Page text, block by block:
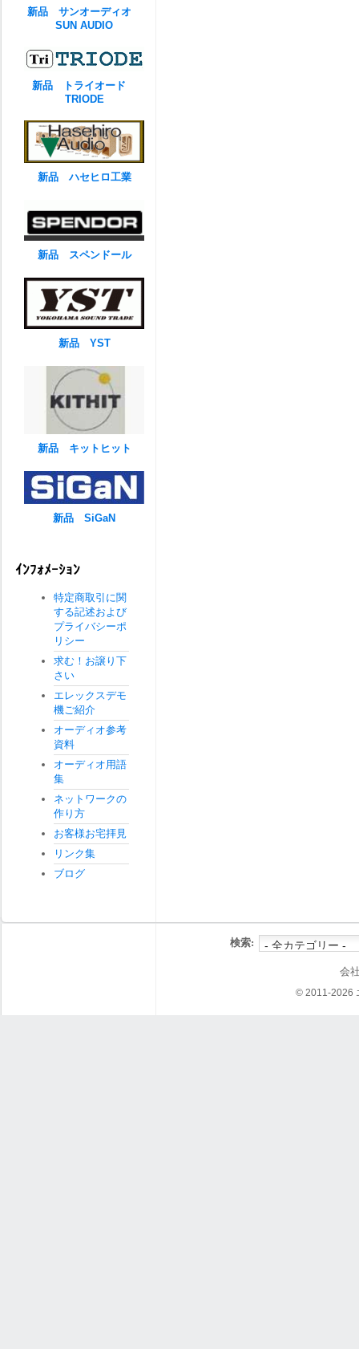
新品 サンオーディオ
SUN AUDIO
新品 トライオード
TRIODE
新品 ハセヒロ工業
新品 スペンドール
新品 YST
新品 キットヒット
新品 SiGaN
ｲﾝﾌｫﾒｰｼｮﾝ
特定商取引に関
する記述および
プライバシーポ
リシー
求む！お譲り下
さい
エレックスデモ
機ご紹介
オーディオ参考
資料
オーディオ用語
集
ネットワークの
作り方
お客様お宅拝見
リンク集
ブログ
検索:
会
© 2011-2026